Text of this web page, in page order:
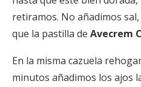
retiramos. No añadimos
que la pastilla de Avecrem
En la misma cazuela
minutos añadimos los ajos